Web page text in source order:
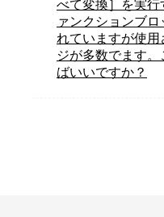
べて変換］を実行
ァンクションブ
れていますが使
ジが多数でます
ばいいですか？